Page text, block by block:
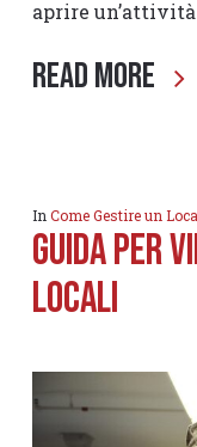
aprire
Read More
In Come Gestire un
Guida per
locali